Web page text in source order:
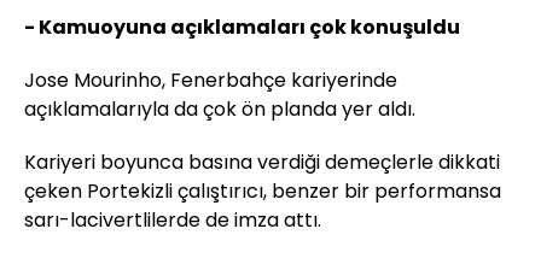
- Kamuoyuna açıklamaları çok konuşuldu
Jose Mourinho, Fenerbahçe kariyerinde
açıklamalarıyla da çok ön planda yer aldı.
Kariyeri boyunca basına verdiği demeçlerle dikkati
çeken Portekizli çalıştırıcı, benzer bir performansa
sarı-lacivertlilerde de imza attı.